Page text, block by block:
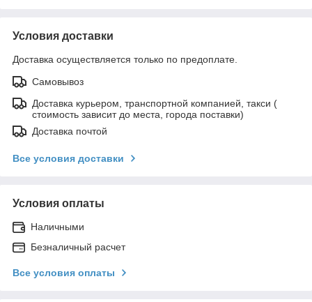
Условия доставки
Доставка осуществляется только по предоплате.
Самовывоз
Доставка курьером, транспортной компанией, такси (
стоимость зависит до места, города поставки)
Доставка почтой
Все условия доставки
Условия оплаты
Наличными
Безналичный расчет
Все условия оплаты